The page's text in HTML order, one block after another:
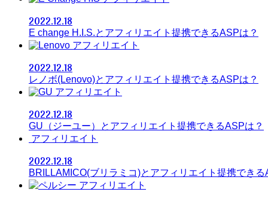
2022.12.18
E change H.I.S.とアフィリエイト提携できるASPは？
アフィリエイト
2022.12.18
レノボ(Lenovo)とアフィリエイト提携できるASPは？
アフィリエイト
2022.12.18
GU（ジーユー）とアフィリエイト提携できるASPは？
アフィリエイト
2022.12.18
BRILLAMICO(ブリラミコ)とアフィリエイト提携できる
アフィリエイト